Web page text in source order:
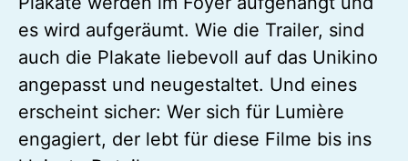
es wird aufgeräumt. Wie die Trailer, sind
auch die Plakate liebevoll auf das Unikino
angepasst und neugestaltet. Und eines
erscheint sicher: Wer sich für Lumière
engagiert, der lebt für diese Filme bis ins